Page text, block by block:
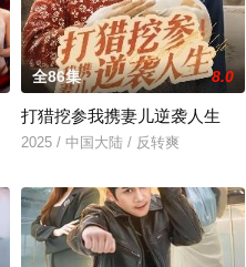
全86集 8.0
打猎挖参我携妻儿逆袭人生
2025 / 中国大陆 / 反转爽